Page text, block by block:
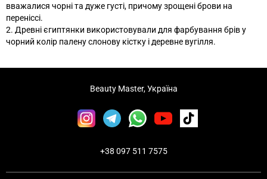
вважалися чорні та дуже густі, причому зрощені брови на
переніссі.
2. Древні єгиптянки використовували для фарбування брів у
чорний колір палену слонову кістку і деревне вугілля.
Beauty Master, Україна
+38 097 511 7575